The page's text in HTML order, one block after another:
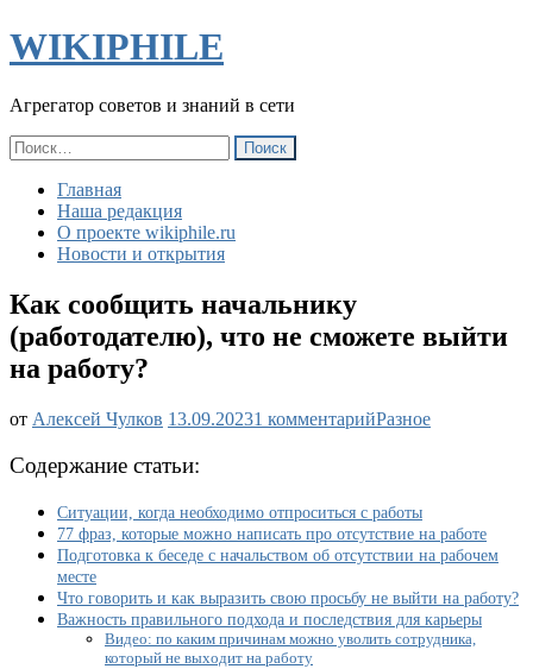
WIKIPHILE
Агрегатор советов и знаний в сети
Найти:
Главная
Наша редакция
О проекте wikiphile.ru
Новости и открытия
Как сообщить начальнику
(работодателю), что не сможете выйти
на работу?
от Алексей Чулков 13.09.20231 комментарийк
начальнику
(работодателю),
что
не
сможете
выйти
на
работу?
Разное
Содержание статьи:
Ситуации, когда необходимо отпроситься с работы
77 фраз, которые можно написать про отсутствие на работе
Подготовка к беседе с начальством об отсутствии на рабочем
месте
Что говорить и как выразить свою просьбу не выйти на работу?
Важность правильного подхода и последствия для карьеры
Видео: по каким причинам можно уволить сотрудника,
который не выходит на работу